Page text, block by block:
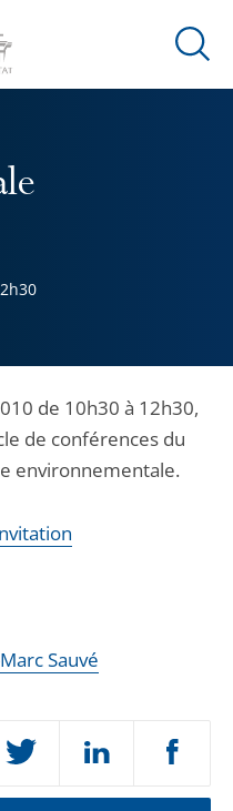
Ouvrir
de 10h30 à 12h30,
de conférences du
environnementale.
Sauvé